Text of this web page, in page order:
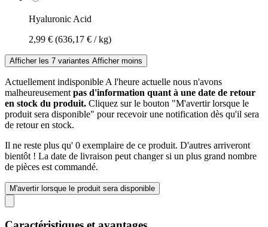
Hyaluronic Acid
2,99 € (636,17 € / kg)
Afficher les 7 variantes Afficher moins
Actuellement indisponible A l'heure actuelle nous n'avons
malheureusement pas d'information quant à une date de retour
en stock du produit. Cliquez sur le bouton "M'avertir lorsque le
produit sera disponible" pour recevoir une notification dès qu'il sera
de retour en stock.
Il ne reste plus qu' 0 exemplaire de ce produit. D'autres arriveront
bientôt ! La date de livraison peut changer si un plus grand nombre
de pièces est commandé.
M'avertir lorsque le produit sera disponible